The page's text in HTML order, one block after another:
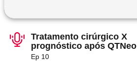
Tratamento cirúrgico X
prognóstico após QTNeo
em Carcinoma Lobular
Ep 10